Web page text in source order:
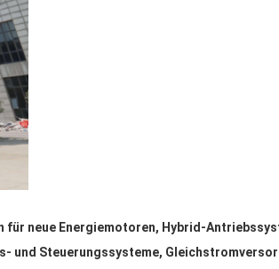
neue Energiemotoren, Hybrid-
und Steuerungssysteme,